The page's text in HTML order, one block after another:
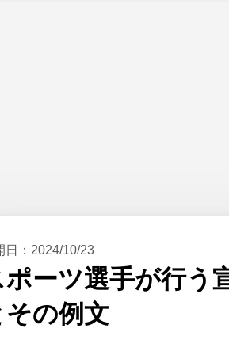
日： 2024/10/23
ポーツ選手が行う
その例文